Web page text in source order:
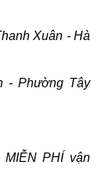
Xuân - Hà
- Phường Tây
PHÍ vận